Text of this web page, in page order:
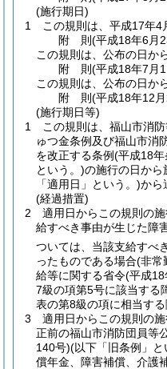
(施行期日)
1
この規則は、平成17年4
附 則(平成18年6月
この規則は、公布の日か
附 則(平成18年7月
この規則は、公布の日か
附 則(平成18年12
(施行期日等)
1
この規則は、福山市消
ゅつ金条例及び福山市消
を改正する条例(平成18年
という。)の施行の日から
「適用日」という。)から
(経過措置)
2
適用日からこの規則の
給すべき事由が生じた障
ついては、当該支給すべ
ったものである場合(非常
給等に関する省令(平成18
7級の項第5号に該当する
表の第8級の項に相当する
3
適用日からこの規則の
正前の福山市消防団員等
140号)(以下「旧条例」と
償年金、障害補償、介護